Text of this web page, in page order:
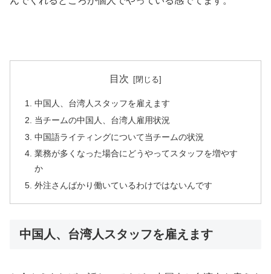
目次
中国人、台湾人スタッフを雇えます
当チームの中国人、台湾人雇用状況
中国語ライティングについて当チームの状況
業務が多くなった場合にどうやってスタッフを増やす
か
外注さんばかり働いているわけではないんです
中国人、台湾人スタッフを雇えます